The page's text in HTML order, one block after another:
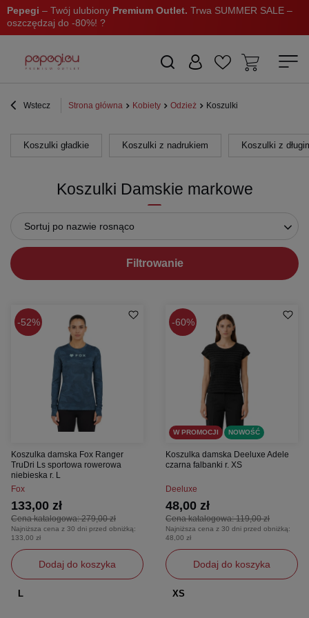
Pepegi – Twój ulubiony Premium Outlet. Trwa SUMMER SALE –
oszczędzaj do -80%! ?
Wstecz Strona główna Kobiety Odzież Koszulki
Koszulki gładkie Koszulki z nadrukiem Koszulki z
Koszulki Damskie markowe
Sortuj po nazwie rosnąco
Filtrowanie
52%
Koszulka damska Fox Ranger
TruDri Ls sportowa rowerowa
niebieska r. L
Fox
Cena katalogowa:279,00 zł
133,00 zł
Najniższa cena z 30 dni przed obniżką:
133,00 zł
Dodaj do koszyka
L
60%
W PROMOCJI NOWOŚĆ
Koszulka damska Deeluxe Adele
czarna falbanki r. XS
Deeluxe
Cena katalogowa:119,00 zł
48,00 zł
Najniższa cena z 30 dni przed obniżką:
48,00 zł
Dodaj do koszyka
XS